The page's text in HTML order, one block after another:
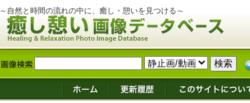
～自然と時間の流れの中に、癒し・憩いを見つける～